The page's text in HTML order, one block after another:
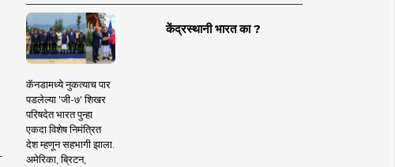
केंद्रस्थानी भारत का ?
कॅनडामध्ये नुकत्याच पार
पडलेल्या 'जी-७' शिखर
परिषदेत भारत पुन्हा
एकदा विशेष निमंत्रित
देश म्हणून सहभागी झाला.
अमेरिका, ब्रिटन,